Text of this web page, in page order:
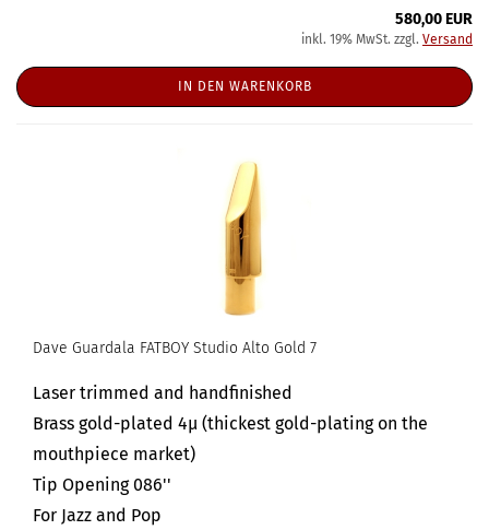
580,00 EUR
inkl. 19% MwSt. zzgl. Versand
IN DEN WARENKORB
Dave Guardala FATBOY Studio Alto Gold 7
Laser trimmed and handfinished
Brass gold-plated 4µ (thickest gold-plating on the
mouthpiece market)
Tip Opening 086''
For Jazz and Pop